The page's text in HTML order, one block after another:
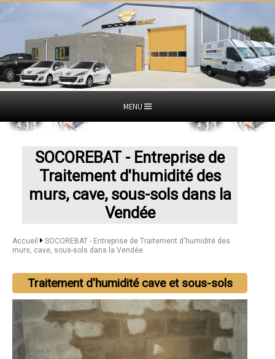
MENU
SOCOREBAT - Entreprise de
Traitement d'humidité des
murs, cave, sous-sols dans la
Vendée
Accueil
SOCOREBAT - Entreprise de Traitement d'humidité des
murs, cave, sous-sols dans la Vendée
Traitement d'humidité cave et sous-sols